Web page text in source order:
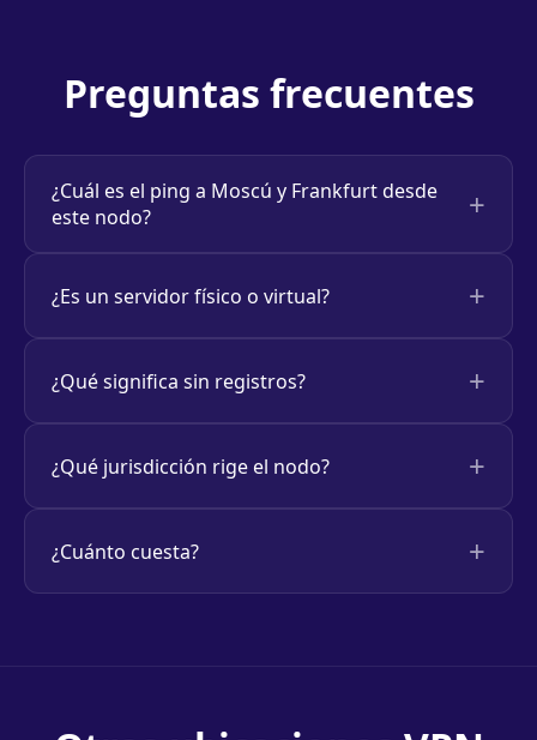
Preguntas frecuentes
¿Cuál es el ping a Moscú y Frankfurt desde
este nodo?
¿Es un servidor físico o virtual?
¿Qué significa sin registros?
¿Qué jurisdicción rige el nodo?
¿Cuánto cuesta?